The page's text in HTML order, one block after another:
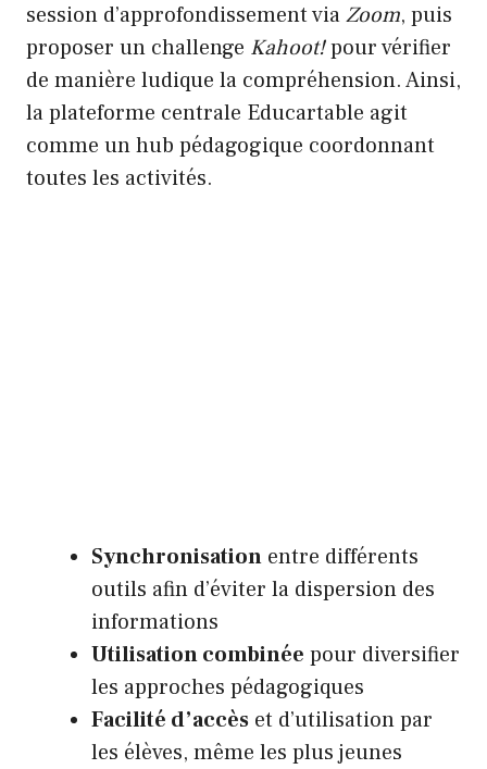
session d’approfondissement viaZoom, puis
proposer un challenge Kahoot!pour vérifier
de manière ludique la compréhension. Ainsi,
la plateforme centrale Educartable agit
comme un hub pédagogique coordonnant
toutes les activités.
Synchronisation entre différents
outils afin d’éviter la dispersion des
informations
Utilisation combinée pour diversifier
les approches pédagogiques
Facilité d’accès et d’utilisation par
les élèves, même les plus jeunes